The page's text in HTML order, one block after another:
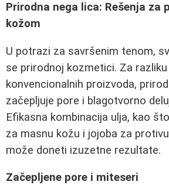
Prirodna nega lica: Rešenja za
kožom
U potrazi za savršenim tenom,
se prirodnoj kozmetici. Za razliku
konvencionalnih proizvoda,
začepljuje pore i blagotvorno
Efikasna kombinacija ulja, kao
za masnu kožu i jojoba za
može doneti izuzetne rezultate.
Začepljene pore i miteseri